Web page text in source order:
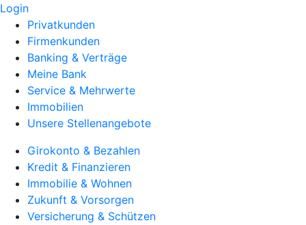
Login
Privatkunden
Firmenkunden
Banking & Verträge
Meine Bank
Service & Mehrwerte
Immobilien
Unsere Stellenangebote
Girokonto & Bezahlen
Kredit & Finanzieren
Immobilie & Wohnen
Zukunft & Vorsorgen
Versicherung & Schützen